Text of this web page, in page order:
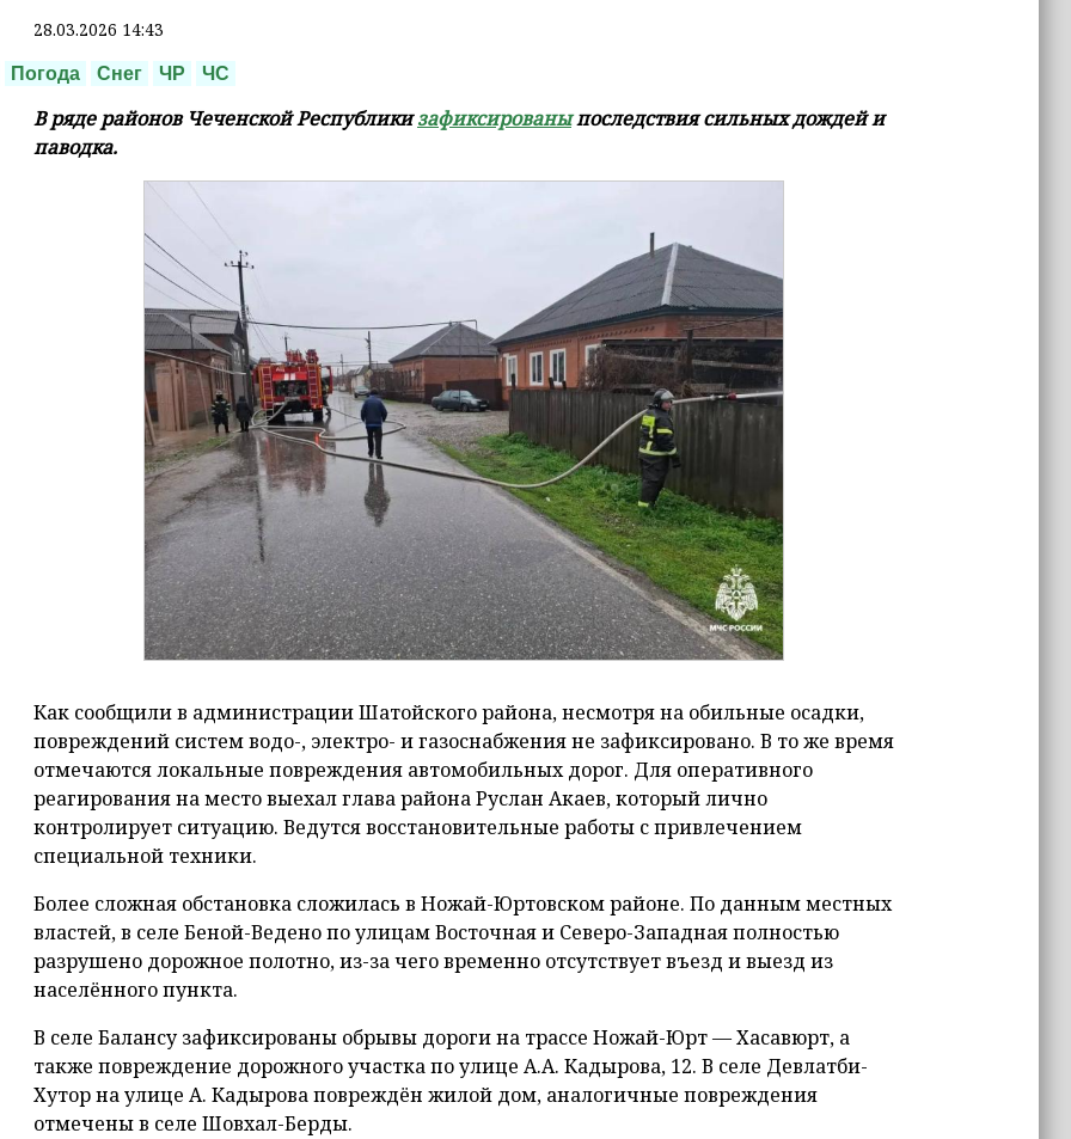
28.03.2026 14:43
Погода Снег ЧР ЧС
В ряде районов Чеченской Республикизафиксированыпоследствия сильных дождей и
паводка.
Как сообщили в администрации Шатойского района, несмотря на обильные осадки,
повреждений систем водо-, электро- и газоснабжения не зафиксировано. В то же время
отмечаются локальные повреждения автомобильных дорог. Для оперативного
реагирования на место выехал глава района Руслан Акаев, который лично
контролирует ситуацию. Ведутся восстановительные работы с привлечением
специальной техники.
Более сложная обстановка сложилась в Ножай-Юртовском районе. По данным местных
властей, в селе Беной-Ведено по улицам Восточная и Северо-Западная полностью
разрушено дорожное полотно, из-за чего временно отсутствует въезд и выезд из
населённого пункта.
В селе Балансу зафиксированы обрывы дороги на трассе Ножай-Юрт — Хасавюрт, а
также повреждение дорожного участка по улице А.А. Кадырова, 12. В селе Девлатби-
Хутор на улице А. Кадырова повреждён жилой дом, аналогичные повреждения
отмечены в селе Шовхал-Берды.